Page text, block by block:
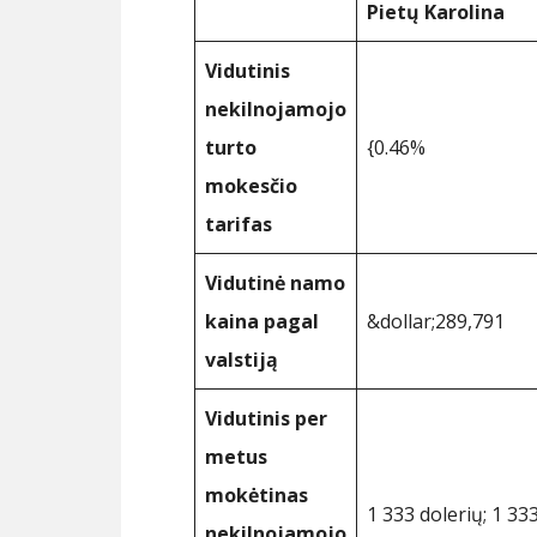
Pietų Karolina
Vidutinis
nekilnojamojo
turto
mokesčio
tarifas
{0.46%
Vidutinė namo
kaina pagal
valstiją
&dollar;289,791
Vidutinis per
metus
mokėtinas
1 333 dolerių; 1 333